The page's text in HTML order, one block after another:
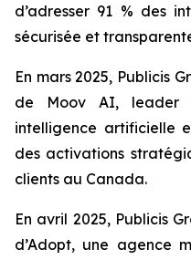
d’adresser 91 % des
sécurisée et
En mars 2025, Publicis
de Moov AI, leader
intelligence artificielle
des activations
clients au Canada.
En avril 2025, Publicis
d’Adopt, une agence